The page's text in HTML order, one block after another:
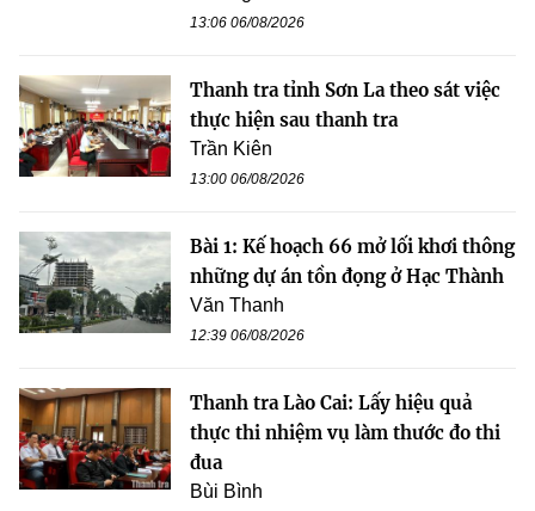
13:06 06/08/2026
Thanh tra tỉnh Sơn La theo sát việc
thực hiện sau thanh tra
Trần Kiên
13:00 06/08/2026
Bài 1: Kế hoạch 66 mở lối khơi thông
những dự án tồn đọng ở Hạc Thành
Văn Thanh
12:39 06/08/2026
Thanh tra Lào Cai: Lấy hiệu quả
thực thi nhiệm vụ làm thước đo thi
đua
Bùi Bình